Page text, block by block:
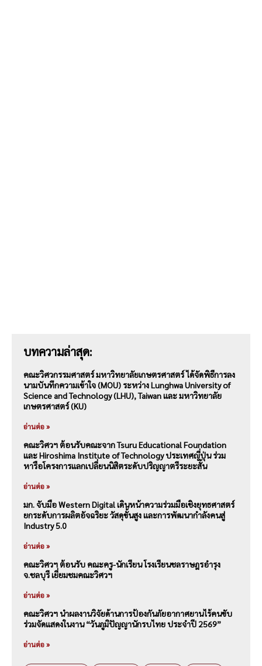
บทความล่าสุด:
คณะวิศวกรรมศาสตร์ มหาวิทยาลัยเกษตรศาสตร์ ได้จัดพิธีการลง
นามบันทึกความเข้าใจ (MOU) ระหว่าง Lunghwa University of
Science and Technology (LHU), Taiwan และ มหาวิทยาลัย
เกษตรศาสตร์ (KU)
อ่านต่อ »
คณะวิศวฯ ต้อนรับคณะจาก Tsuru Educational Foundation
และ Hiroshima Institute of Technology ประเทศญี่ปุ่น ร่วม
หารือโครงการแลกเปลี่ยนนิสิตระดับปริญญาตรีระยะสั้น
อ่านต่อ »
มก. จับมือ Western Digital เดินหน้าความร่วมมือเชิงยุทธศาสตร์
ยกระดับการผลิตอัจฉริยะ วัสดุขั้นสูง และการพัฒนากำลังคนสู่
Industry 5.0
อ่านต่อ »
คณะวิศวฯ ต้อนรับ คณะครู-นักเรียน โรงเรียนชลราษฎรอำรุง
จ.ชลบุรี เยี่ยมชมคณะวิศวฯ
อ่านต่อ »
คณะวิศวฯ นำผลงานวิจัยด้านการป้องกันภัยอากาศยานไร้คนขับ
ร่วมจัดแสดงในงาน “วันภูมิปัญญานักรบไทย ประจำปี 2569”
อ่านต่อ »